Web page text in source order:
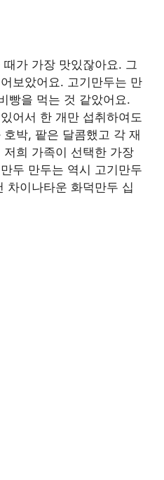
가 가장 맛있잖아요. 그
보았어요. 고기만두는 만
빵을 먹는 것 같았어요.
어서 한 개만 섭취하여도
박, 팥은 달콤했고 각 재
희 가족이 선택한 가장
두 만두는 역시 고기만두
차이나타운 화덕만두 십